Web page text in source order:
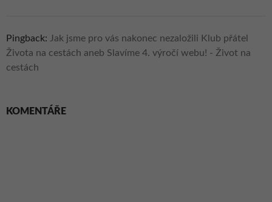
Pingback: Jak jsme pro vás nakonec nezaložili Klub přátel
Života na cestách aneb Slavíme 4. výročí webu! - Život na
cestách
KOMENTÁŘE